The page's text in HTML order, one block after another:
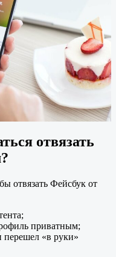
отвязать
отвязать Фейсбук от
приватным;
перешел «в руки»